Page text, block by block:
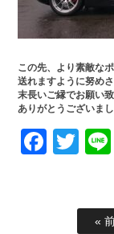
この先、より素敵な
送れますように努め
末長いご縁でお願い
ありがとうございま
«